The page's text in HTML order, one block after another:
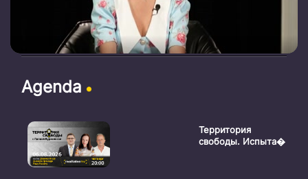
Agenda
Территория
свободы. Испыта�